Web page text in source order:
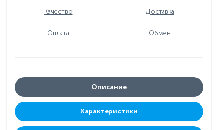
Качество Доставка
Оплата Обмен
Описание
Характеристики